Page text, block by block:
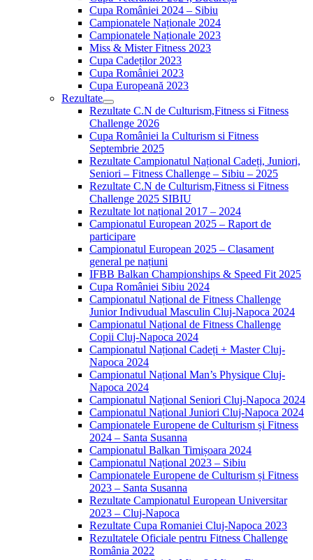
Cupa României 2024 – Sibiu
Campionatele Naționale 2024
Campionatele Naționale 2023
Miss & Mister Fitness 2023
Cupa Cadeților 2023
Cupa României 2023
Cupa Europeană 2023
Rezultate
Rezultate C.N de Culturism,Fitness si Fitness
Challenge 2026
Cupa României la Culturism si Fitness
Septembrie 2025
Rezultate Campionatul Național Cadeți, Juniori,
Seniori – Fitness Challenge – Sibiu – 2025
Rezultate C.N de Culturism,Fitness si Fitness
Challenge 2025 SIBIU
Rezultate lot național 2017 – 2024
Campionatul European 2025 – Raport de
participare
Campionatul European 2025 – Clasament
general pe națiuni
IFBB Balkan Championships & Speed Fit 2025
Cupa României Sibiu 2024
Campionatul Național de Fitness Challenge
Junior Indivudual Masculin Cluj-Napoca 2024
Campionatul Național de Fitness Challenge
Copii Cluj-Napoca 2024
Campionatul Național Cadeți + Master Cluj-
Napoca 2024
Campionatul Național Man’s Physique Cluj-
Napoca 2024
Campionatul Național Seniori Cluj-Napoca 2024
Campionatul Național Juniori Cluj-Napoca 2024
Campionatele Europene de Culturism și Fitness
2024 – Santa Susanna
Campionatul Balkan Timișoara 2024
Campionatul Național 2023 – Sibiu
Campionatele Europene de Culturism și Fitness
2023 – Santa Susanna
Rezultate Campionatul European Universitar
2023 – Cluj-Napoca
Rezultate Cupa Romaniei Cluj-Napoca 2023
Rezultatele Oficiale pentru Fitness Challenge
România 2022